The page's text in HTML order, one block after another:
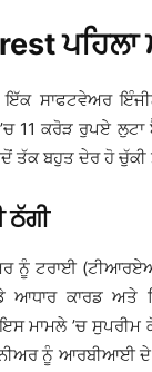
ਪਹਿਲਾ
ਇੱਕ ਸਾਫਟਵੇਅਰ
11 ਕਰੋੜ ਰੁਪਏ
ਤੱਕ ਬਹੁਤ ਦੇਰ ਹੋ ਚੁੱਕੀ
ਨੂੰ ਟਰਾਈ
ਕਾਰਡ ਅਤੇ
ਮਾਮਲੇ ’ਚ ਸੁਪਰੀਮ
ਨੂੰ ਆਰਬੀਆਈ ਦੇ